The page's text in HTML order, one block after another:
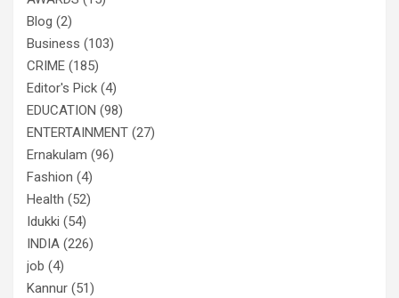
Blog (2)
Business (103)
CRIME (185)
Editor's Pick (4)
EDUCATION (98)
ENTERTAINMENT (27)
Ernakulam (96)
Fashion (4)
Health (52)
Idukki (54)
INDIA (226)
job (4)
Kannur (51)